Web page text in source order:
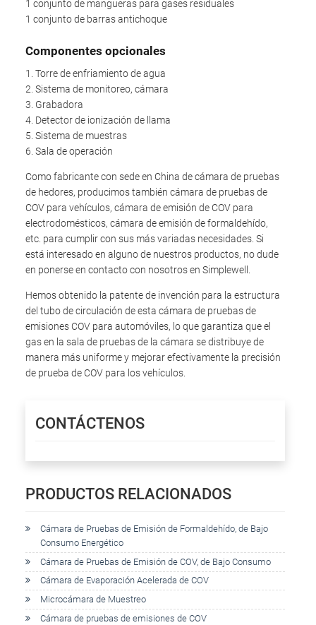
1 conjunto de mangueras para gases residuales
1 conjunto de barras antichoque
Componentes opcionales
1. Torre de enfriamiento de agua
2. Sistema de monitoreo, cámara
3. Grabadora
4. Detector de ionización de llama
5. Sistema de muestras
6. Sala de operación
Como fabricante con sede en China de cámara de pruebas
de hedores, producimos también cámara de pruebas de
COV para vehículos, cámara de emisión de COV para
electrodomésticos, cámara de emisión de formaldehído,
etc. para cumplir con sus más variadas necesidades. Si
está interesado en alguno de nuestros productos, no dude
en ponerse en contacto con nosotros en Simplewell.
Hemos obtenido la patente de invención para la estructura
del tubo de circulación de esta cámara de pruebas de
emisiones COV para automóviles, lo que garantiza que el
gas en la sala de pruebas de la cámara se distribuye de
manera más uniforme y mejorar efectivamente la precisión
de prueba de COV para los vehículos.
CONTÁCTENOS
PRODUCTOS RELACIONADOS
Cámara de Pruebas de Emisión de Formaldehído, de Bajo
Consumo Energético
Cámara de Pruebas de Emisión de COV, de Bajo Consumo
Cámara de Evaporación Acelerada de COV
Microcámara de Muestreo
Cámara de pruebas de emisiones de COV